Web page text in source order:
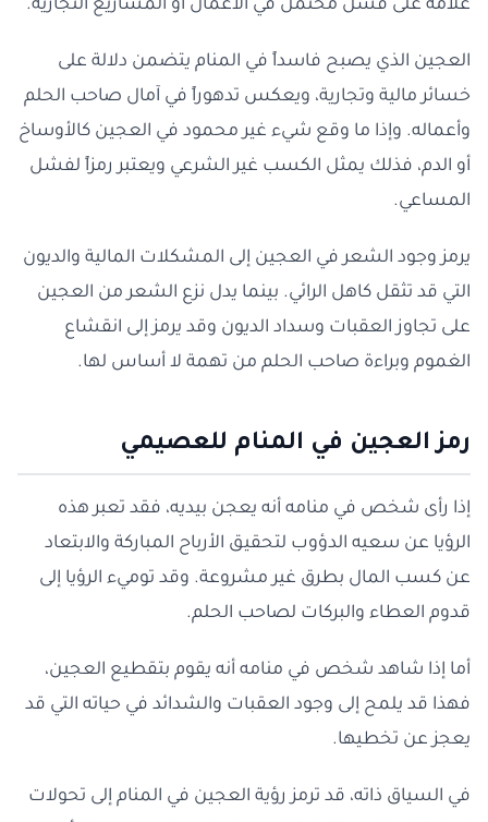
علامة على فشل محتمل في الأعمال أو المشاريع التجارية.
العجين الذي يصبح فاسداً في المنام يتضمن دلالة على
خسائر مالية وتجارية، ويعكس تدهوراً في آمال صاحب الحلم
وأعماله. وإذا ما وقع شيء غير محمود في العجين كالأوساخ
أو الدم، فذلك يمثل الكسب غير الشرعي ويعتبر رمزاً لفشل
المساعي.
يرمز وجود الشعر في العجين إلى المشكلات المالية والديون
التي قد تثقل كاهل الرائي. بينما يدل نزع الشعر من العجين
على تجاوز العقبات وسداد الديون وقد يرمز إلى انقشاع
الغموم وبراءة صاحب الحلم من تهمة لا أساس لها.
رمز العجين في المنام للعصيمي
إذا رأى شخص في منامه أنه يعجن بيديه، فقد تعبر هذه
الرؤيا عن سعيه الدؤوب لتحقيق الأرباح المباركة والابتعاد
عن كسب المال بطرق غير مشروعة. وقد توميء الرؤيا إلى
قدوم العطاء والبركات لصاحب الحلم.
أما إذا شاهد شخص في منامه أنه يقوم بتقطيع العجين،
فهذا قد يلمح إلى وجود العقبات والشدائد في حياته التي قد
يعجز عن تخطيها.
في السياق ذاته، قد ترمز رؤية العجين في المنام إلى تحولات